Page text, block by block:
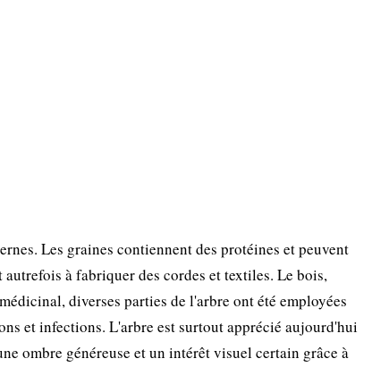
Les graines contiennent des protéines et peuvent
à fabriquer des cordes et textiles. Le bois,
diverses parties de l'arbre ont été employées
et infections. L'arbre est surtout apprécié aujourd'hui
ombre généreuse et un intérêt visuel certain grâce à